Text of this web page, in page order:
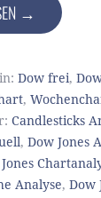
→
Dow frei,
,
Candlesticks
, Dow Jones
Analyse, Dow